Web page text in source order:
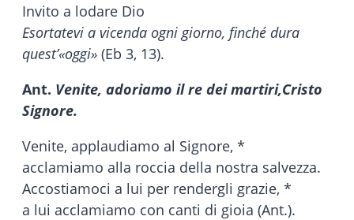
Invito a lodare Dio
Esortatevi a vicenda ogni giorno, finché dura
quest’«oggi» (Eb 3, 13).
Ant. Venite, adoriamo il re dei martiri,Cristo
Signore.
Venite, applaudiamo al Signore, *
acclamiamo alla roccia della nostra salvezza.
Accostiamoci a lui per rendergli grazie, *
a lui acclamiamo con canti di gioia (Ant.).